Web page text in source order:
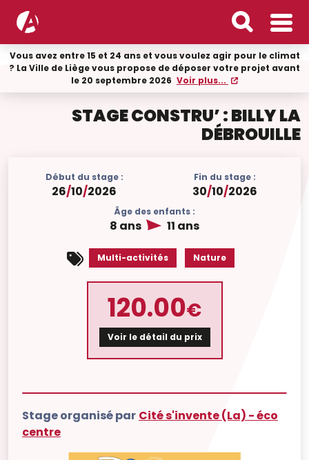
Vous avez entre 15 et 24 ans et vous voulez agir pour le climat
? La Ville de Liège vous propose de déposer votre projet avant
le 20 septembre 2026 Voir plus...
STAGE CONSTRU’ : BILLY LA
DÉBROUILLE
Début du stage :
26/10/2026
Fin du stage :
30/10/2026
Âge des enfants :
8 ans 11 ans
Multi-activités Nature
120.00€
Voir le détail du prix
Stage organisé par Cité s'invente (La) - éco
centre